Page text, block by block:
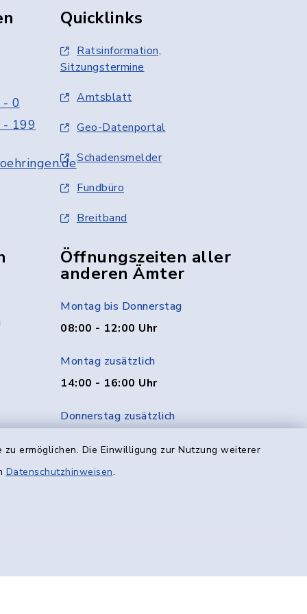
ermöglichen. Die Einwilligung zur Nutzung weiterer
Datenschutzhinweisen.
0
199
Quicklinks
Ratsinformation,
Sitzungstermine
Amtsblatt
Geo-Datenportal
Schadensmelder
Fundbüro
Breitband
Öffnungszeiten aller
anderen Ämter
Montag bis Donnerstag
08:00 - 12:00 Uhr
Montag zusätzlich
14:00 - 16:00 Uhr
Donnerstag zusätzlich
Freitag